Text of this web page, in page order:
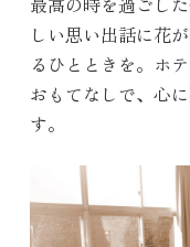
しい思い出話に花
るひとときを。ホ
おもてなしで、心
す。